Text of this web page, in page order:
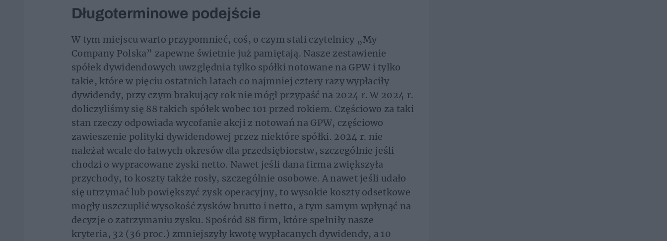
Długoterminowe podejście
W tym miejscu warto przypomnieć, coś, o czym stali czytelnicy „My
Company Polska” zapewne świetnie już pamiętają. Nasze zestawienie
spółek dywidendowych uwzględnia tylko spółki notowane na GPW i tylko
takie, które w pięciu ostatnich latach co najmniej cztery razy wypłaciły
dywidendy, przy czym brakujący rok nie mógł przypaść na 2024 r. W 2024 r.
doliczyliśmy się 88 takich spółek wobec 101 przed rokiem. Częściowo za taki
stan rzeczy odpowiada wycofanie akcji z notowań na GPW, częściowo
zawieszenie polityki dywidendowej przez niektóre spółki. 2024 r. nie
należał wcale do łatwych okresów dla przedsiębiorstw, szczególnie jeśli
chodzi o wypracowane zyski netto. Nawet jeśli dana firma zwiększyła
przychody, to koszty także rosły, szczególnie osobowe. A nawet jeśli udało
się utrzymać lub powiększyć zysk operacyjny, to wysokie koszty odsetkowe
mogły uszczuplić wysokość zysków brutto i netto, a tym samym wpłynąć na
decyzje o zatrzymaniu zysku. Spośród 88 firm, które spełniły nasze
kryteria, 32 (36 proc.) zmniejszyły kwotę wypłacanych dywidendy, a 10